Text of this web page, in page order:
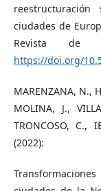
ciudades de
Revista de
https://doi.org/
MARENZANA, N.,
MOLINA, J.,
TRONCOSO, C.,
(2022):